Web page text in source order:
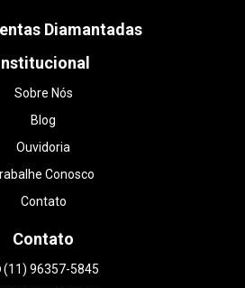
Diamantadas
Sobre Nós
Blog
Ouvidoria
Conosco
Contato
Contato
(11) 96357-5845